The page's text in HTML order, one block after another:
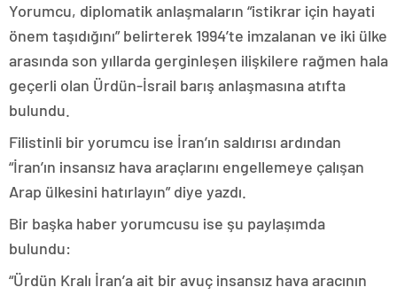
Yorumcu, diplomatik anlaşmaların “istikrar için hayati
önem taşıdığını” belirterek 1994’te imzalanan ve iki ülke
arasında son yıllarda gerginleşen ilişkilere rağmen hala
geçerli olan Ürdün-İsrail barış anlaşmasına atıfta
bulundu.
Filistinli bir yorumcu ise İran’ın saldırısı ardından
“İran’ın insansız hava araçlarını engellemeye çalışan
Arap ülkesini hatırlayın” diye yazdı.
Bir başka haber yorumcusu ise şu paylaşımda
bulundu:
“Ürdün Kralı İran’a ait bir avuç insansız hava aracının